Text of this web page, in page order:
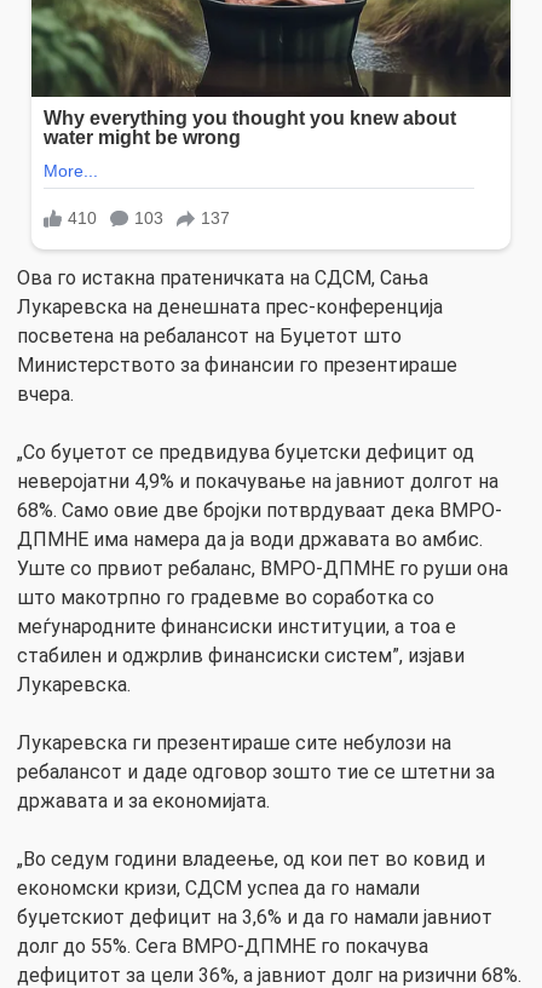
Ова го истакна пратеничката на СДСМ, Сања
Лукаревска на денешната прес-конференција
посветена на ребалансот на Буџетот што
Министерството за финансии го презентираше
вчера.
„Со буџетот се предвидува буџетски дефицит од
неверојатни 4,9% и покачување на јавниот долгот на
68%. Само овие две бројки потврдуваат дека ВМРО-
ДПМНЕ има намера да ја води државата во амбис.
Уште со првиот ребаланс, ВМРО-ДПМНЕ го руши она
што макотрпно го градевме во соработка со
меѓународните финансиски институции, а тоа е
стабилен и оджрлив финансиски систем”, изјави
Лукаревска.
Лукаревска ги презентираше сите небулози на
ребалансот и даде одговор зошто тие се штетни за
државата и за економијата.
„Во седум години владеење, од кои пет во ковид и
економски кризи, СДСМ успеа да го намали
буџетскиот дефицит на 3,6% и да го намали јавниот
долг до 55%. Сега ВМРО-ДПМНЕ го покачува
дефицитот за цели 36%, а јавниот долг на ризични 68%.